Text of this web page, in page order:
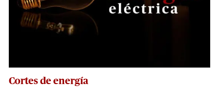
Cortes de energía